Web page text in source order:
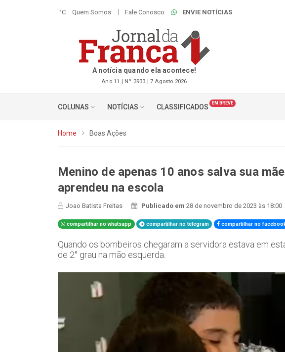
°C Quem Somos Fale Conosco ENVIE NOTÍCIAS
A notícia quando ela acontece!
Ano 11 | Nº 3933 | 7 Agosto 2026
COLUNAS NOTÍCIAS CLASSIFICADOS EM BREVE
Home Boas Ações
Menino de apenas 10 anos salva sua
aprendeu na escola
Joao Batista Freitas Publicado em28 de novembro de 2023 às 18:00
compartilhar no whatsapp compartilhar no telegram compartilhar no
Quando os bombeiros chegaram a servidora estava em
de 2° grau na mão esquerda.